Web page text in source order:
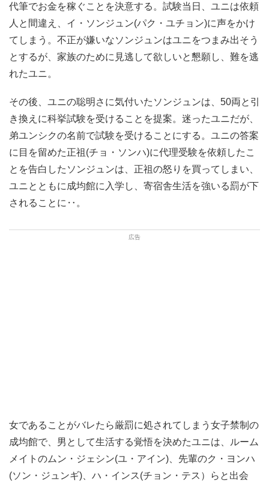
代筆でお金を稼ぐことを決意する。試験当日、ユニは依頼
人と間違え、イ・ソンジュン(パク・ユチョン)に声をかけ
てしまう。不正が嫌いなソンジュンはユニをつまみ出そう
とするが、家族のために見逃して欲しいと懇願し、難を逃
れたユニ。
その後、ユニの聡明さに気付いたソンジュンは、50両と引
き換えに科挙試験を受けることを提案。迷ったユニだが、
弟ユンシクの名前で試験を受けることにする。ユニの答案
に目を留めた正祖(チョ・ソンハ)に代理受験を依頼したこ
とを告白したソンジュンは、正祖の怒りを買ってしまい、
ユニとともに成均館に入学し、寄宿舎生活を強いる罰が下
されることに‥。
女であることがバレたら厳罰に処されてしまう女子禁制の
成均館で、男として生活する覚悟を決めたユニは、ルーム
メイトのムン・ジェシン(ユ・アイン)、先輩のク・ヨンハ
(ソン・ジュンギ)、ハ・インス(チョン・テス）らと出会